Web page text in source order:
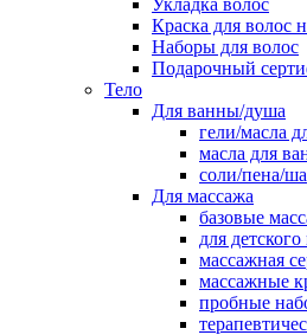
Краска для волос
Наборы для волос
Подарочный
Тело
Для ванны/душа
гели/масла
масла для
соли/пена/
Для массажа
базовые
для
массажная
массажные
пробные